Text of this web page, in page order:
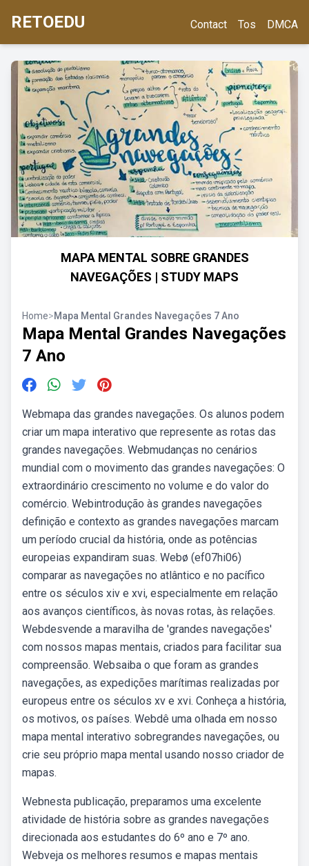
RETOEDU Contact Tos DMCA
MAPA MENTAL SOBRE GRANDES
NAVEGAÇÕES | STUDY MAPS
Home>Mapa Mental Grandes Navegações 7 Ano
Mapa Mental Grandes Navegações
7 Ano
Webmapa das grandes navegações. Os alunos podem
criar um mapa interativo que represente as rotas das
grandes navegações. Webmudanças no cenários
mundial com o movimento das grandes navegações: O
extraordinário crescimento no volume e do valor do
comércio. Webintrodução às grandes navegações
definição e contexto as grandes navegações marcam
um período crucial da história, onde as potências
europeias expandiram suas. Webø (ef07hi06)
comparar as navegações no atlântico e no pacífico
entre os séculos xiv e xvi, especialmente em relação
aos avanços científicos, às novas rotas, às relações.
Webdesvende a maravilha de 'grandes navegações'
com nossos mapas mentais, criados para facilitar sua
compreensão. Websaiba o que foram as grandes
navegações, as expedições marítimas realizadas por
europeus entre os séculos xv e xvi. Conheça a história,
os motivos, os países. Webdê uma olhada em nosso
mapa mental interativo sobregrandes navegações, ou
crie seu próprio mapa mental usando nosso criador de
mapas.
Webnesta publicação, preparamos uma excelente
atividade de história sobre as grandes navegações
direcionada aos estudantes do 6º ano e 7º ano.
Webveja os melhores resumos e mapas mentais